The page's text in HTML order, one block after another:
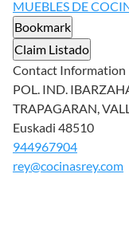
MUEBLES DE
Bookmark
Claim Listado
Contact Information
POL. IND.
TRAPAGARAN,
Euskadi 48510
944967904
rey@cocinasrey.com